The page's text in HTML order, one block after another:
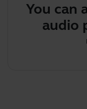
You can
audio